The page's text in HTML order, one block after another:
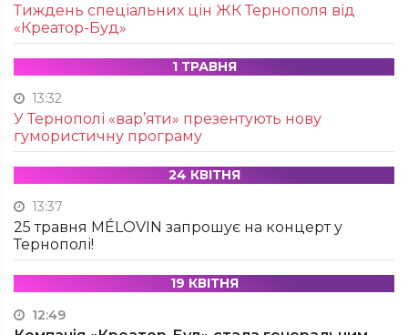
Тиждень спеціальних цін ЖК Тернополя від
«Креатор-Буд»
1 ТРАВНЯ
13:32
У Тернополі «вар’яти» презентують нову
гумористичну програму
24 КВІТНЯ
13:37
25 травня MÉLOVIN запрошує на концерт у
Тернополі!
19 КВІТНЯ
12:49